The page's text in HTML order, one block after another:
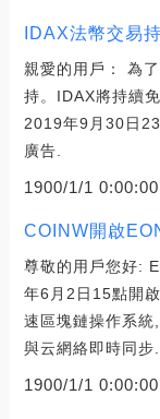
IDAX法幣交易
親愛的用戶： 為
持。IDAX將持續
2019年9月30日
廣告.
1900/1/1 0:00:00
COINW開啟
尊敬的用戶您好:
年6月2日15點開
速區塊鏈操作系
與云網絡即時同步.
1900/1/1 0:00:00